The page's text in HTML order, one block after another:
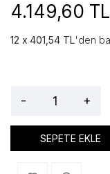
4.149,60 TL
401,54 TL'den
- +
SEPETE EKLE